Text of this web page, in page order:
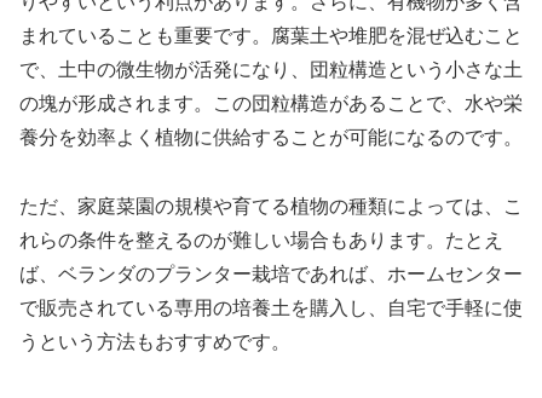
まれていることも重要です。腐葉土や堆肥を混ぜ込むこと
で、土中の微生物が活発になり、団粒構造という小さな土
の塊が形成されます。この団粒構造があることで、水や栄
養分を効率よく植物に供給することが可能になるのです。
ただ、家庭菜園の規模や育てる植物の種類によっては、こ
れらの条件を整えるのが難しい場合もあります。たとえ
ば、ベランダのプランター栽培であれば、ホームセンター
で販売されている専用の培養土を購入し、自宅で手軽に使
うという方法もおすすめです。